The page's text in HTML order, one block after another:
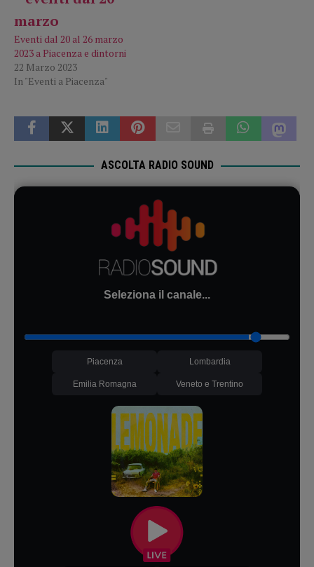
Eventi dal 20 al 26 marzo
2023 a Piacenza e dintorni
22 Marzo 2023
In "Eventi a Piacenza"
ASCOLTA RADIO SOUND
Seleziona il canale...
Piacenza Lombardia
Emilia Romagna Veneto e Trentino